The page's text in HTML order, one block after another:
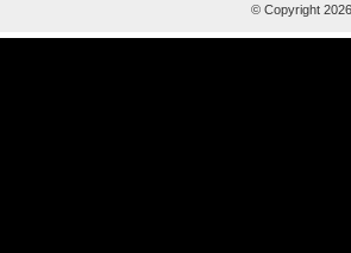
© Copyright